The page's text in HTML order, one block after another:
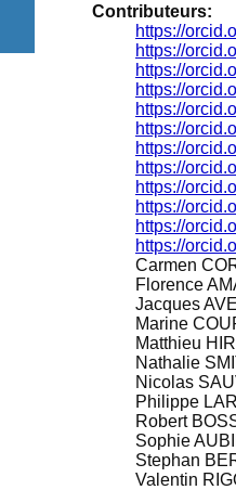
Contributeurs:
https://
https://
https://
https://
https://
https://
https://
https://
https://
https://
https://
https://
Carmen
Florence
Jacques
Marine
Matthieu
Nathalie
Nicolas
Philippe
Robert
Sophie
Stephan
Valentin